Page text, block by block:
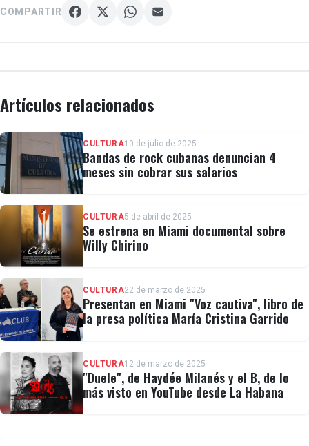
COMPARTIR
Artículos relacionados
CULTURA10 de julio de 2025
Bandas de rock cubanas denuncian 4
meses sin cobrar sus salarios
CULTURA5 de abril de 2025
Se estrena en Miami documental sobre
Willy Chirino
CULTURA22 de marzo de 2025
Presentan en Miami "Voz cautiva", libro de
la presa política María Cristina Garrido
CULTURA12 de marzo de 2025
"Duele", de Haydée Milanés y el B, de lo
más visto en YouTube desde La Habana